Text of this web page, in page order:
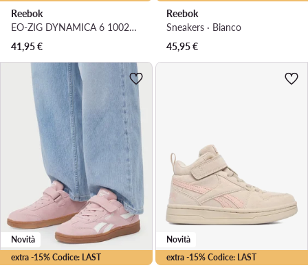
Reebok
EO-ZIG DYNAMICA 6 100270609 · Scarpe running
41,95€
Reebok
Sneakers · Bianco
45,95€
extra -15% Codice: LAST
Novità
extra -15% Codice: LAST
Novità